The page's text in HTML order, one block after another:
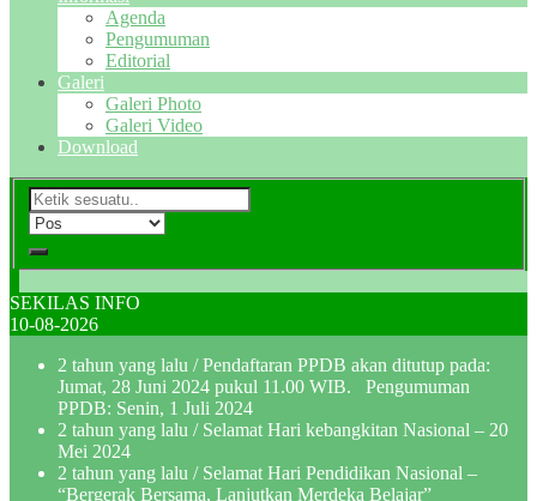
Agenda
Pengumuman
Editorial
Galeri
Galeri Photo
Galeri Video
Download
SEKILAS INFO
10-08-2026
2 tahun yang lalu / Pendaftaran PPDB akan ditutup pada:
Jumat, 28 Juni 2024 pukul 11.00 WIB. Pengumuman
PPDB: Senin, 1 Juli 2024
2 tahun yang lalu / Selamat Hari kebangkitan Nasional – 20
Mei 2024
2 tahun yang lalu / Selamat Hari Pendidikan Nasional –
“Bergerak Bersama, Lanjutkan Merdeka Belajar”